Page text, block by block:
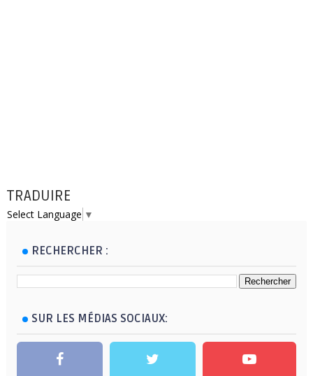
TRADUIRE
Select Language ▼
RECHERCHER :
SUR LES MÉDIAS SOCIAUX: